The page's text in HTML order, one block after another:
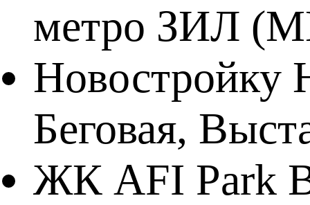
метро ЗИЛ
Новостройку
Беговая,
ЖК AFI Park